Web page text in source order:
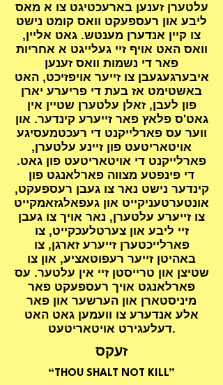
עלטערן זענען בארעכטיגט צו א מאס
ליבע און רעספעקט וואס קומט נישט
צו קיין אנדערן מענטש. גאט אליין,
וואס האט אויף זיי געלייגט א אחריות
פאר די נשמות וואס זענען
איבערגעגעבן צו זייער אויפזיכט, האט
באשטימט אז בעת די פריערע יארן
פון לעבן, זאלן עלטערן שטיין אין
גאט'ס פלאץ פאר זייערע קינדער. און
ווער עס פארלייקנט די רעכטמעסיגע
אויטאריטעט פון זיינע עלטערן,
פארלייקנט די אויטאריטעט פון גאט.
די פינפטע מצווה פארלאנגט פון
קינדער נישט נאר צו געבן רעספעקט,
אונטערטעניקייט און געפאלגזאמקייט
צו זייערע עלטערן, נאר אויך צו געבן
זיי ליבע און צערטלעכקייט, צו
פארלייכטערן זייערע זארגן, צו
באהיטן זייער רעפוטאציע, און צו
שטיצן און טרייסטן זיי אין עלטער. עס
פארלאנגט אויך רעספעקט פאר
מיניסטארן און הערשער און פאר
אלע אנדערע צו וועמען גאט האט
דעלעגירט אויטאריטעט.
זעקס
“THOU SHALT NOT KILL”